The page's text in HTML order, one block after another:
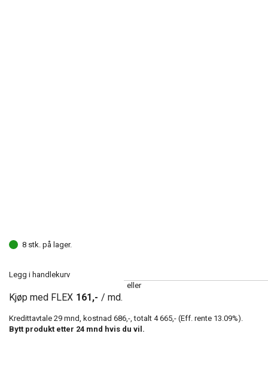
8 stk. på lager.
Legg i handlekurv
eller
Kjøp med FLEX 161,- / md.
Kredittavtale 29 mnd, kostnad 686,- , totalt 4 665,- (Eff. rente 13.09%).
Bytt produkt etter 24 mnd hvis du vil.